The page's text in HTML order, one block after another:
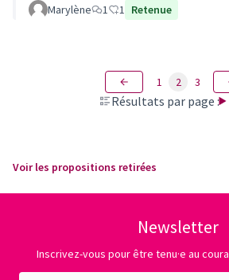
Marylène 1 1 Retenue
Résultats par page :
1 2 3
Voir les propositions retirées
Newsletter
Inscrivez-vous pour être tenu·e au